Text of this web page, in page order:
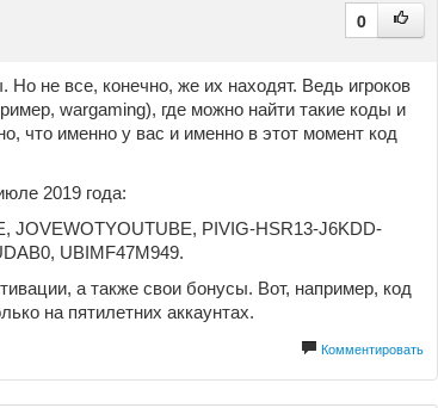
0
не все, конечно, же их находят. Ведь игроков
wargaming), где можно найти такие коды и
что именно у вас и именно в этот момент код
2019 года:
JOVEWOTYOUTUBE, PIVIG-HSR13-J6KDD-
UBIMF47M949.
а также свои бонусы. Вот, например, код
на пятилетних аккаунтах.
Комментировать